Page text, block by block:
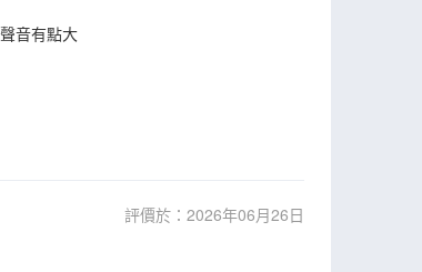
音有點大
評價於：2026年06月26日